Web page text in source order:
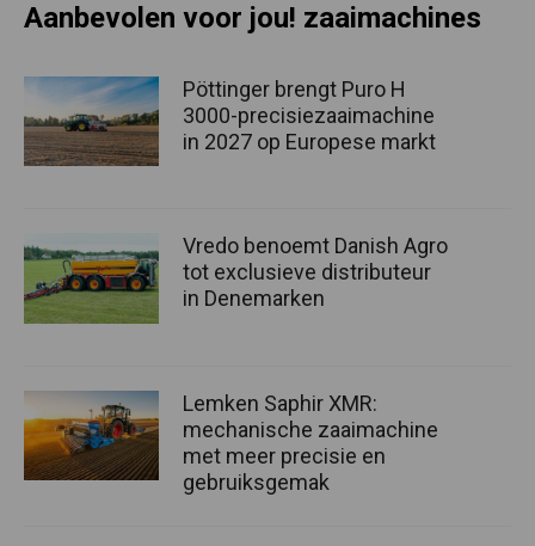
Aanbevolen voor jou! zaaimachines
Pöttinger brengt Puro H
3000-precisiezaaimachine
in 2027 op Europese markt
Vredo benoemt Danish Agro
tot exclusieve distributeur
in Denemarken
Lemken Saphir XMR:
mechanische zaaimachine
met meer precisie en
gebruiksgemak